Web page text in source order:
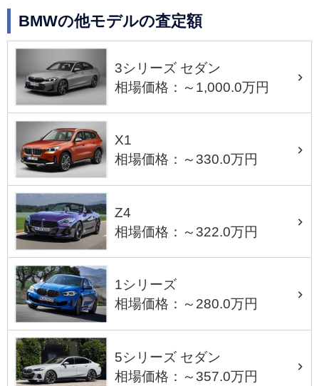
BMWの他モデルの査定額
3シリーズ セダン
相場価格：～1,000.0万円
X1
相場価格：～330.0万円
Z4
相場価格：～322.0万円
1シリーズ
相場価格：～280.0万円
5シリーズ セダン
相場価格：～357.0万円